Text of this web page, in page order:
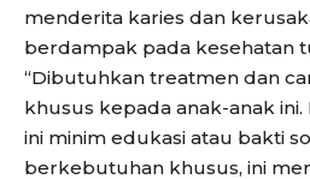
menderita karies dan
berdampak pada kesehatan
“Dibutuhkan treatmen dan
khusus kepada anak-anak
ini minim edukasi atau bakti
berkebutuhan khusus, ini